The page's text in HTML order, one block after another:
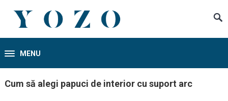
MENU
Cum să alegi papuci de interior cu suport arc